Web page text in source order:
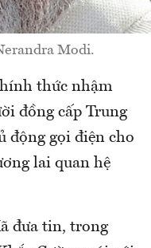
Modi.
thức nhậm
đồng cấp Trung
động gọi điện cho
lai quan hệ
đưa tin, trong